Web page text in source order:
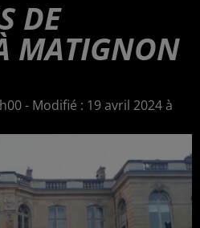
DE
MATIGNON
- Modifié : 19 avril 2024 à